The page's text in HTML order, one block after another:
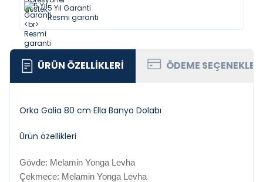
5 Yıl Garanti
Resmi garanti
ÜRÜN ÖZELLIKLERI ÖDEME
Orka Galia 80 cm Ella Banyo Dolabı
Ürün özellikleri
Gövde: Melamin Yonga Levha
Çekmece: Melamin Yonga Levha